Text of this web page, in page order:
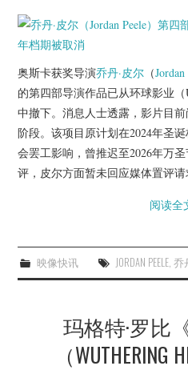
奥斯卡获奖导演乔丹·皮尔 （Jordan
的第四部导演作品已从环球影业
中撤下。消息人士透露，影片目
阶段。该项目原计划在2024年圣
会罢工影响，曾推迟至2026年万
评，皮尔方面暂未回应媒体置评请
阅读全
映像快讯 JORDAN PEELE, 乔
玛格特·罗比
（